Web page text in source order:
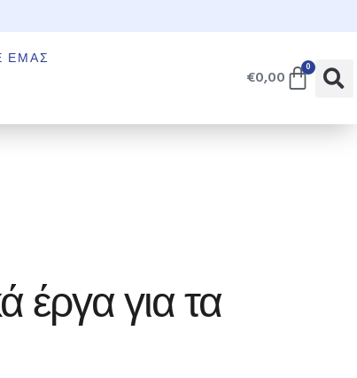
ΕΜΆΣ
€0,00 0
έργα για τα